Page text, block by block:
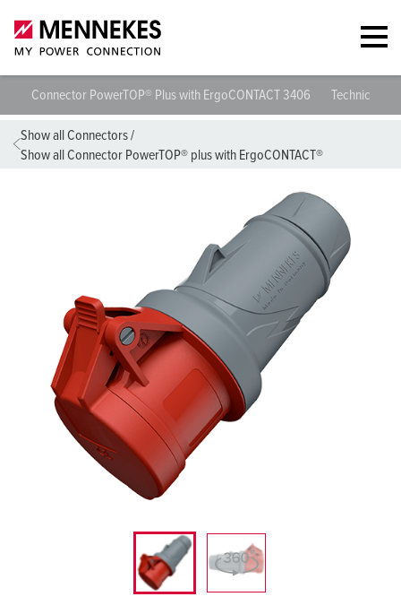
Connector PowerTOP® Plus with ErgoCONTACT 3406 Technical
Show all Connectors/
Show all Connector PowerTOP® plus with ErgoCONTACT®